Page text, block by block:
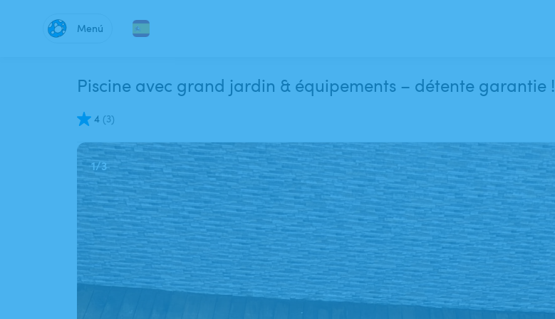
Menú
Piscine avec grand jardin & équipements – détente garantie !
4 (3)
1/3